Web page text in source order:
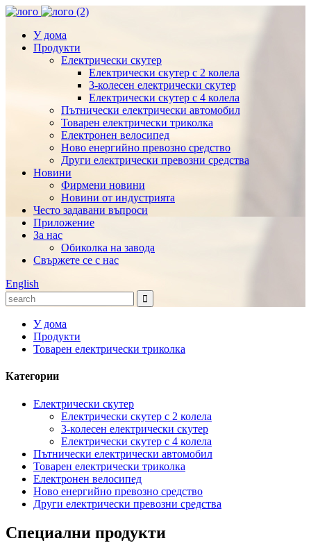
У дома
Продукти
Електрически скутер
Електрически скутер с 2 колела
3-колесен електрически скутер
Електрически скутер с 4 колела
Пътнически електрически автомобил
Товарен електрически триколка
Електронен велосипед
Ново енергийно превозно средство
Други електрически превозни средства
Новини
Фирмени новини
Новини от индустрията
Често задавани въпроси
Приложение
За нас
Обиколка на завода
Свържете се с нас
English
У дома
Продукти
Товарен електрически триколка
Категории
Електрически скутер
Електрически скутер с 2 колела
3-колесен електрически скутер
Електрически скутер с 4 колела
Пътнически електрически автомобил
Товарен електрически триколка
Електронен велосипед
Ново енергийно превозно средство
Други електрически превозни средства
Специални продукти